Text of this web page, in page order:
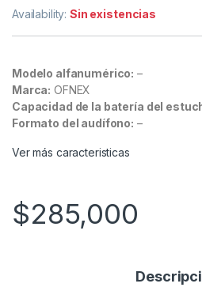
Availability:Sin existencias
Modelo alfanumérico: –
Marca: OFNEX
Capacidad de la batería del
Formato del audífono: –
Ver más caracteristicas
$285,000